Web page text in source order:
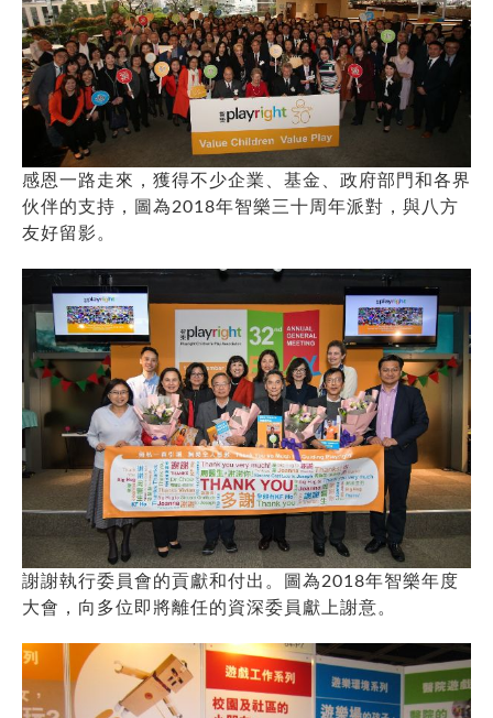
感恩一路走來，獲得不少企業、基金、政府部門和各界
伙伴的支持，圖為2018年智樂三十周年派對，與八方
友好留影。
謝謝執行委員會的貢獻和付出。圖為2018年智樂年度
大會，向多位即將離任的資深委員獻上謝意。